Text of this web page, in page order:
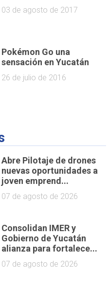
03 de agosto de 2017
Pokémon Go una
sensación en Yucatán
26 de julio de 2016
Abre Pilotaje de drones
nuevas oportunidades a
joven emprend...
07 de agosto de 2026
Consolidan IMER y
Gobierno de Yucatán
alianza para fortalece...
07 de agosto de 2026